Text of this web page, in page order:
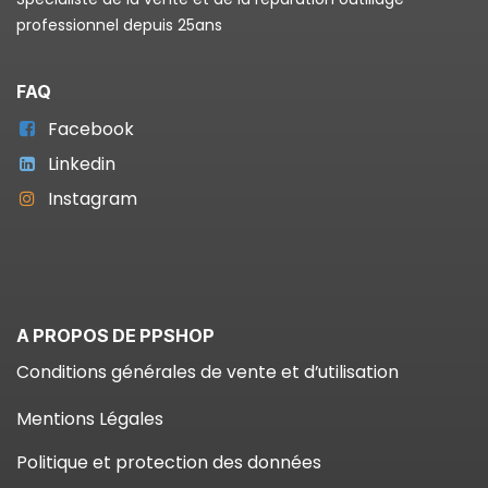
professionnel depuis 25ans
FAQ
Facebook
Linkedin
Instagram
A PROPOS DE PPSHOP
Conditions générales de vente et d’utilisation
Mentions Légales
Politique et protection des données